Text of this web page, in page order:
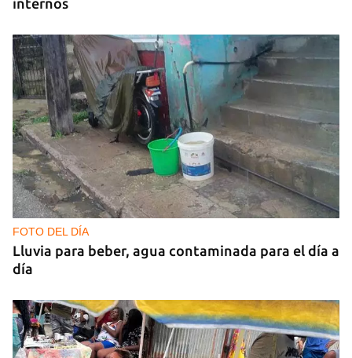
internos
FOTO DEL DÍA
Lluvia para beber, agua contaminada para el día a
día